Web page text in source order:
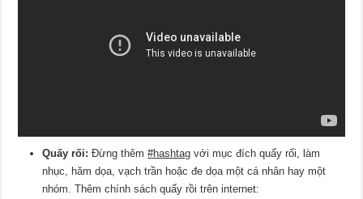
Quấy rối: Đừng thêm#hashtag với mục đích quấy rối, làm
nhục, hăm dọa, vạch trần hoặc đe dọa một cá nhân hay một
nhóm. Thêm chính sách quấy rồi trên internet: